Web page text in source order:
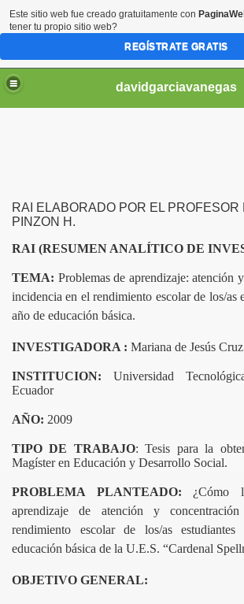
davidgarciavanegas
RAI ELABORADO POR EL
PINZON H.
RAI (RESUMEN ANALÍTICO DE
TEMA: Problemas de aprendizaje: atención
incidencia en el rendimiento escolar de los/as
año de educación básica.
INVESTIGADORA : Mariana de Jesús
INSTITUCION: Universidad
Ecuador
AÑO: 2009
TIPO DE TRABAJO: Tesis para la
Magíster en Educación y Desarrollo Social.
PROBLEMA PLANTEADO: ¿Cómo
aprendizaje de atención y
rendimiento escolar de los/as
educación básica de la U.E.S. “Cardenal
OBJETIVO GENERAL:
DE LA INVESTIGACION
política
1
Este sitio web fue creado gratuitamente con
tener tu propio sitio web?
REGÍSTRATE GRATIS